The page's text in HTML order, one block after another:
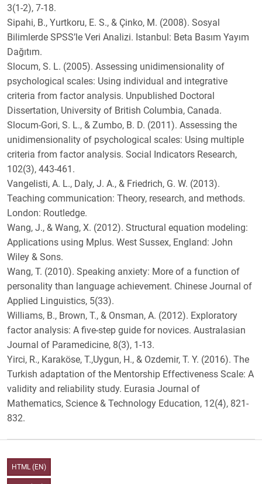
3(1-2), 7-18.
Sipahi, B., Yurtkoru, E. S., & Çinko, M. (2008). Sosyal
Bilimlerde SPSS’le Veri Analizi. Istanbul: Beta Basım Yayım
Dağıtım.
Slocum, S. L. (2005). Assessing unidimensionality of
psychological scales: Using individual and integrative
criteria from factor analysis. Unpublished Doctoral
Dissertation, University of British Columbia, Canada.
Slocum-Gori, S. L., & Zumbo, B. D. (2011). Assessing the
unidimensionality of psychological scales: Using multiple
criteria from factor analysis. Social Indicators Research,
102(3), 443-461.
Vangelisti, A. L., Daly, J. A., & Friedrich, G. W. (2013).
Teaching communication: Theory, research, and methods.
London: Routledge.
Wang, J., & Wang, X. (2012). Structural equation modeling:
Applications using Mplus. West Sussex, England: John
Wiley & Sons.
Wang, T. (2010). Speaking anxiety: More of a function of
personality than language achievement. Chinese Journal of
Applied Linguistics, 5(33).
Williams, B., Brown, T., & Onsman, A. (2012). Exploratory
factor analysis: A five-step guide for novices. Australasian
Journal of Paramedicine, 8(3), 1-13.
Yirci, R., Karaköse, T.,Uygun, H., & Ozdemir, T. Y. (2016). The
Turkish adaptation of the Mentorship Effectiveness Scale: A
validity and reliability study. Eurasia Journal of
Mathematics, Science & Technology Education, 12(4), 821-
832.
HTML (EN)